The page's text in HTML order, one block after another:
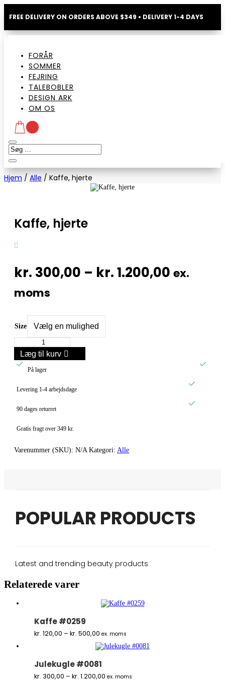
FREE DELIVERY ON ORDERS ABOVE $349 • DELIVERY 1-4 DAYS
FORÅR
SOMMER
FEJRING
TALEBOBLER
DESIGN ARK
OM OS
Hjem / Alle / Kaffe, hjerte
Kaffe, hjerte
kr. 300,00 – kr.1.200,00 ex.
moms
Size
hjerte
antal
Læg til kurv

På lager

Levering 1-4 arbejdsdage

90 dages returret

Gratis fragt over 349 kr.
Varenummer (SKU): N/A Kategori: Alle
POPULAR PRODUCTS
Latest and trending beauty products
Relaterede varer
Kaffe #0259
kr. 120,00 – kr. 500,00Prisinterval:
til
kr. 500,00
ex. moms
Julekugle #0081
kr. 300,00 – kr. 1.200,00Prisinterval:
ex. moms